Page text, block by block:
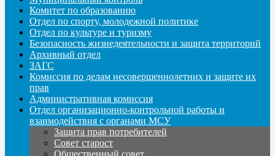
Комитет по образованию
Отдел по спорту, молодежной политике
Отдел по культуре и туризму
Безопасность жизнедеятельности и защита территорий
Архивный отдел
ЗАГС
Комиссия по делам несовершеннолетних и защите их
прав
Административная комиссия
Отдел организационно-контрольной работы и
взаимодействия с органами МСУ
Защита прав потребителей
Совет старост
Общественный совет